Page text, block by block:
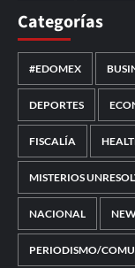
Categorías
#EDOMEX
DEPORTES
FISCALÍA
MISTERIOS
NACIONAL
PERIODISMO/